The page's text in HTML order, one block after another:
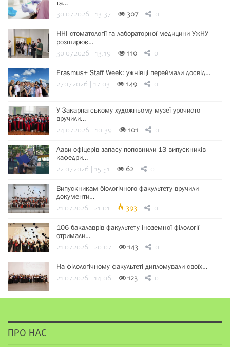
та…
30.07.2026 | 13:37 307 0
ННІ стоматології та лабораторної медицини УжНУ
розширює…
30.07.2026 | 13:19 110 0
Erasmus+ Staff Week: ужнівці переймали досвід…
27.07.2026 | 17:03 149 0
У Закарпатському художньому музеї урочисто
вручили…
24.07.2026 | 10:39 101 0
Лави офіцерів запасу поповнили 13 випускників
кафедри…
22.07.2026 | 15:51 62 0
Випускникам біологічного факультету вручили
документи…
21.07.2026 | 21:01 393 0
106 бакалаврів факультету іноземної філології
отримали…
21.07.2026 | 20:07 143 0
На філологічному факультеті дипломували своїх…
21.07.2026 | 14:06 123 0
ПРО НАС